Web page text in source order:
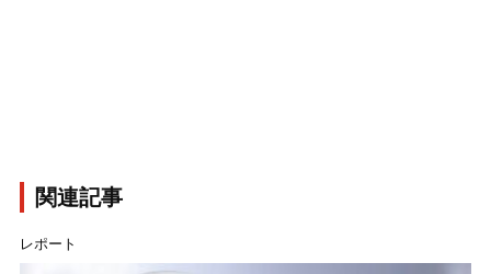
関連記事
レポート